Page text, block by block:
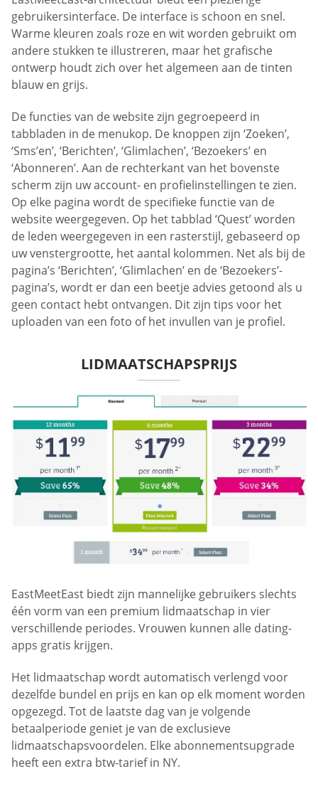
gebruikersinterface. De interface is schoon en snel.
Warme kleuren zoals roze en wit worden gebruikt om
andere stukken te illustreren, maar het grafische
ontwerp houdt zich over het algemeen aan de tinten
blauw en grijs.
De functies van de website zijn gegroepeerd in
tabbladen in de menukop. De knoppen zijn ‘Zoeken’,
‘Sms’en’, ‘Berichten’, ‘Glimlachen’, ‘Bezoekers’ en
‘Abonneren’. Aan de rechterkant van het bovenste
scherm zijn uw account- en profielinstellingen te zien.
Op elke pagina wordt de specifieke functie van de
website weergegeven. Op het tabblad ‘Quest’ worden
de leden weergegeven in een rasterstijl, gebaseerd op
uw venstergrootte, het aantal kolommen. Net als bij de
pagina’s ‘Berichten’, ‘Glimlachen’ en de ‘Bezoekers’-
pagina’s, wordt er dan een beetje advies getoond als u
geen contact hebt ontvangen. Dit zijn tips voor het
uploaden van een foto of het invullen van je profiel.
LIDMAATSCHAPSPRIJS
EastMeetEast biedt zijn mannelijke gebruikers slechts
één vorm van een premium lidmaatschap in vier
verschillende periodes. Vrouwen kunnen alle dating-
apps gratis krijgen.
Het lidmaatschap wordt automatisch verlengd voor
dezelfde bundel en prijs en kan op elk moment worden
opgezegd. Tot de laatste dag van je volgende
betaalperiode geniet je van de exclusieve
lidmaatschapsvoordelen. Elke abonnementsupgrade
heeft een extra btw-tarief in NY.